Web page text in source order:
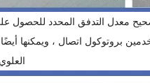
معدل التدفق المحدد للحصول